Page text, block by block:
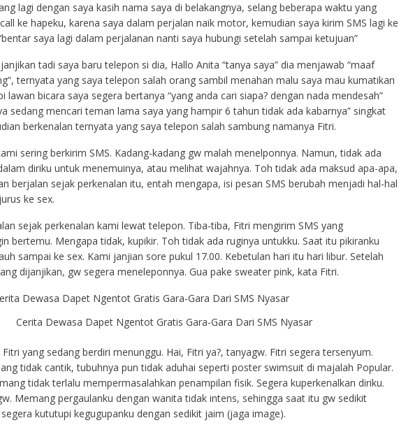
lagi dengan saya kasih nama saya di belakangnya, selang beberapa waktu yang
ke hapeku, karena saya dalam perjalan naik motor, kemudian saya kirim SMS lagi ke
saya lagi dalam perjalanan nanti saya hubungi setelah sampai ketujuan”
tadi saya baru telepon si dia, Hallo Anita “tanya saya” dia menjawab “maaf
ternyata yang saya telepon salah orang sambil menahan malu saya mau kumatikan
lawan bicara saya segera bertanya “yang anda cari siapa? dengan nada mendesah”
sedang mencari teman lama saya yang hampir 6 tahun tidak ada kabarnya” singkat
berkenalan ternyata yang saya telepon salah sambung namanya Fitri.
sering berkirim SMS. Kadang-kadang gw malah menelponnya. Namun, tidak ada
diriku untuk menemuinya, atau melihat wajahnya. Toh tidak ada maksud apa-apa,
berjalan sejak perkenalan itu, entah mengapa, isi pesan SMS berubah menjadi hal-hal
ke sex.
sejak perkenalan kami lewat telepon. Tiba-tiba, Fitri mengirim SMS yang
bertemu. Mengapa tidak, kupikir. Toh tidak ada ruginya untukku. Saat itu pikiranku
sampai ke sex. Kami janjian sore pukul 17.00. Kebetulan hari itu hari libur. Setelah
dijanjikan, gw segera meneleponnya. Gua pake sweater pink, kata Fitri.
Cerita Dewasa Dapet Ngentot Gratis Gara-Gara Dari SMS Nyasar
yang sedang berdiri menunggu. Hai, Fitri ya?, tanyagw. Fitri segera tersenyum.
tidak cantik, tubuhnya pun tidak aduhai seperti poster swimsuit di majalah Popular.
tidak terlalu mempermasalahkan penampilan fisik. Segera kuperkenalkan diriku.
Memang pergaulanku dengan wanita tidak intens, sehingga saat itu gw sedikit
kututupi kegugupanku dengan sedikit jaim (jaga image).